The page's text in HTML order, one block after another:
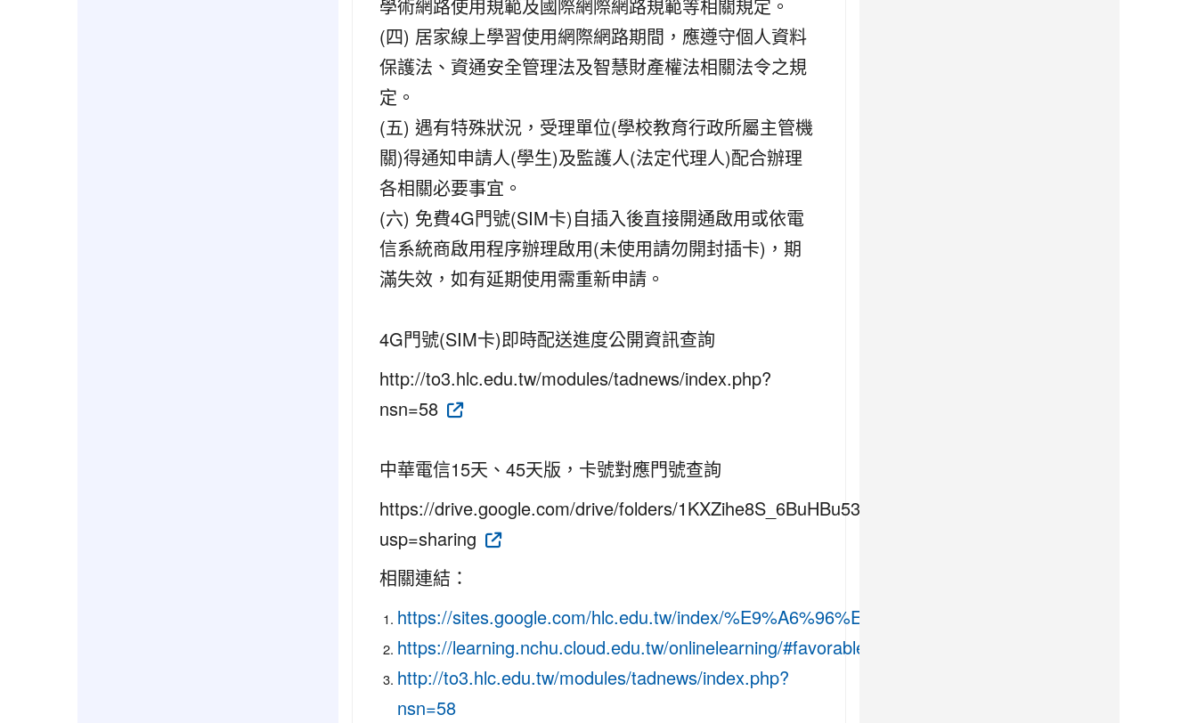
學術網路使用規範及國際網際網路規範等相關規定。
(四) 居家線上學習使用網際網路期間，應遵守個人資料
保護法、資通安全管理法及智慧財產權法相關法令之規
定。
(五) 遇有特殊狀況，受理單位(學校教育行政所屬主管機
關)得通知申請人(學生)及監護人(法定代理人)配合辦理
各相關必要事宜。
(六) 免費4G門號(SIM卡)自插入後直接開通啟用或依電
信系統商啟用程序辦理啟用(未使用請勿開封插卡)，期
滿失效，如有延期使用需重新申請。
4G門號(SIM卡)即時配送進度公開資訊查詢
http://to3.hlc.edu.tw/modules/tadnews/index.php?
nsn=58
中華電信15天、45天版，卡號對應門號查詢
https://drive.google.com/drive/folders/1KXZihe8S_6BuHBu532Qpi_zvh7fKhdb1?
usp=sharing
相關連結：
https://sites.google.com/hlc.edu.tw/index/%E9%A6%96%E9%A0%81#h.krchq38vvbw0
https://learning.nchu.cloud.edu.tw/onlinelearning/#favorable
http://to3.hlc.edu.tw/modules/tadnews/index.php?
nsn=58